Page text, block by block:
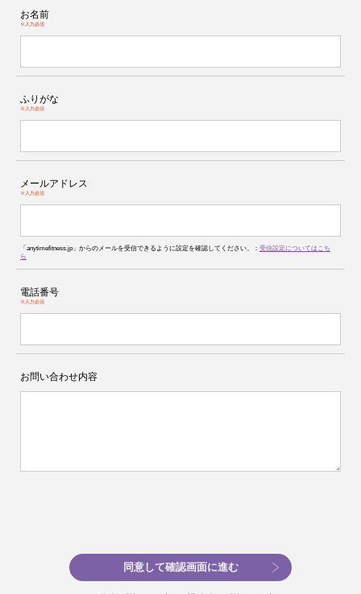
お名前
※入力必須
ふりがな
※入力必須
メールアドレス
※入力必須
「anytimefitness.jp」からのメールを受信できるように設定を確認してください。： 受信設定についてはこち
ら
電話番号
※入力必須
お問い合わせ内容